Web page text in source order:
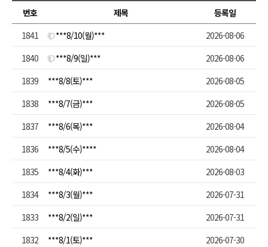
번호
제목
등록일
1841
***8/10(월)***
2026-08-06
1840
***8/9(일)***
2026-08-06
1839
***8/8(토)***
2026-08-05
1838
***8/7(금)***
2026-08-05
1837
***8/6(목)***
2026-08-04
1836
***8/5(수)****
2026-08-04
1835
***8/4(화)***
2026-08-03
1834
***8/3(월)***
2026-07-31
1833
***8/2(일)***
2026-07-31
1832
***8/1(토)*** 2026-07-30